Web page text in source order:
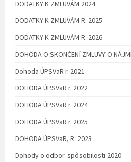
DODATKY K ZMLUVÁM 2024
DODATKY K ZMLUVÁM R. 2025
DODATKY K ZMLUVÁM R. 2026
DOHODA O SKONČENÍ ZMLUVY O
Dohoda ÚPSVaR r. 2021
DOHODA ÚPSVaR r. 2022
DOHODA ÚPSVaR r. 2024
DOHODA ÚPSVaR r. 2025
DOHODA ÚPSVaR, R. 2023
Dohody o odbor. spôsobilosti 2020